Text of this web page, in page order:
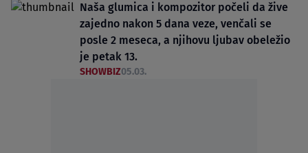
Naša glumica i kompozitor počeli da žive
zajedno nakon 5 dana veze, venčali se
posle 2 meseca, a njihovu ljubav obeležio
je petak 13.
SHOWBIZ05.03.